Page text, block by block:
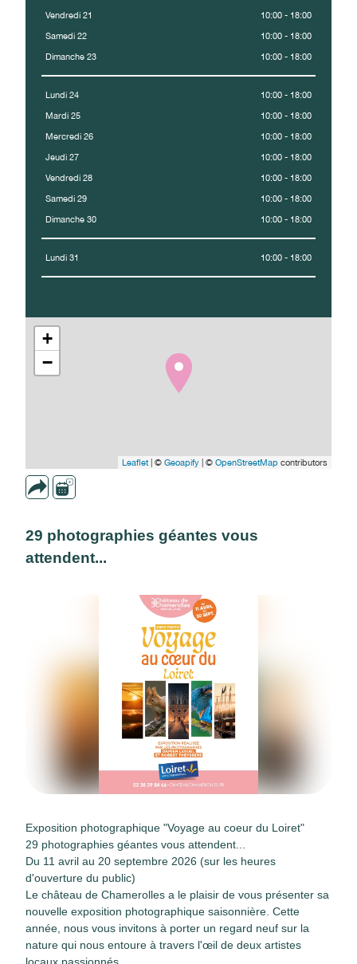
Vendredi 21 10:00 - 18:00
Samedi 22 10:00 - 18:00
Dimanche 23 10:00 - 18:00
Lundi 24 10:00 - 18:00
Mardi 25 10:00 - 18:00
Mercredi 26 10:00 - 18:00
Jeudi 27 10:00 - 18:00
Vendredi 28 10:00 - 18:00
Samedi 29 10:00 - 18:00
Dimanche 30 10:00 - 18:00
Lundi 31 10:00 - 18:00
+
−
Leaflet| © Geoapify | © OpenStreetMap contributors
29 photographies géantes vous
attendent...
Exposition photographique "Voyage au coeur du Loiret"
29 photographies géantes vous attendent...
Du 11 avril au 20 septembre 2026 (sur les heures
d'ouverture du public)
Le château de Chamerolles a le plaisir de vous présenter sa
nouvelle exposition photographique saisonnière. Cette
année, nous vous invitons à porter un regard neuf sur la
nature qui nous entoure à travers l'œil de deux artistes